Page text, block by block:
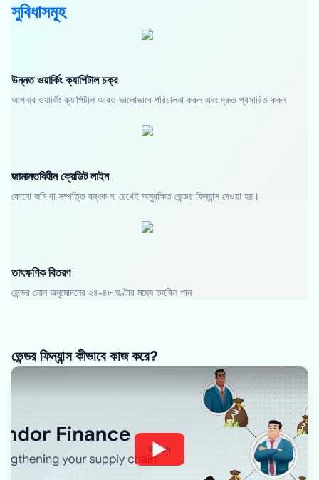
সুবিধাসমূহ
উন্নত ওয়ার্কিং ক্যাপিটাল চক্র
আপনার ওয়ার্কিং ক্যাপিটাল আরও ভালোভাবে পরিচালনা করুন এবং দ্রুত প্রসারিত করুন
জামানতবিহীন ক্রেডিট লাইন
কোনো জমি বা সম্পত্তি বন্ধক না রেখেই অসুরক্ষিত ভেন্ডর ফিন্যান্স দেওয়া হয়।
তাৎক্ষণিক বিতরণ
ভেন্ডর লোন অনুমোদনের ২৪-৪৮ ঘণ্টার মধ্যে তহবিল পান
ভেন্ডর ফিন্যান্স কীভাবে কাজ করে?
Watch